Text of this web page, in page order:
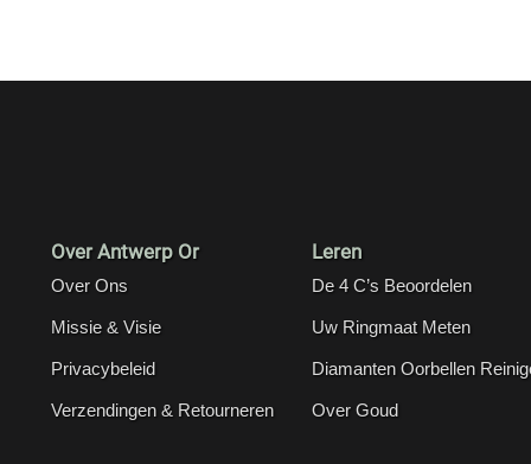
Over Antwerp Or
Over Ons
Missie & Visie
Privacybeleid
Verzendingen & Retourneren
Leren
De 4 C’s Beoordelen
Uw Ringmaat Meten
Diamanten Oorbellen
Over Goud